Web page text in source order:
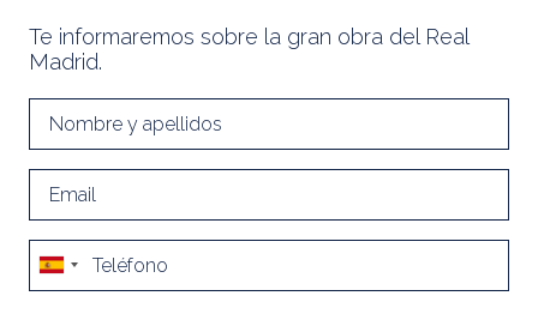
Te informaremos sobre la gran obra del Real
Madrid.